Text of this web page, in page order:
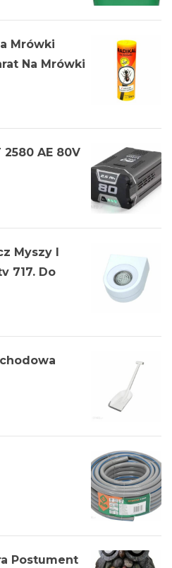
Mrówki
Na Mrówki
AE 80V
Myszy I
717. Do
Postument